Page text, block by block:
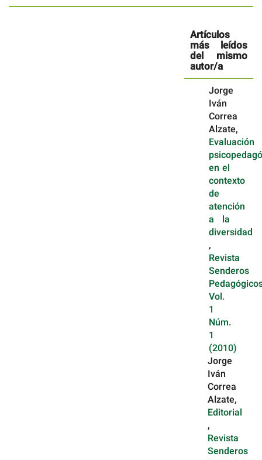
Artículos
más leídos
del mismo
autor/a
Jorge
Iván
Correa
Alzate,
Evaluación
en el
contexto
de
atención
a la
diversidad
,
Revista
Senderos
Vol.
1
Núm.
1
(2010)
Jorge
Iván
Correa
Alzate,
Editorial
,
Revista
Senderos